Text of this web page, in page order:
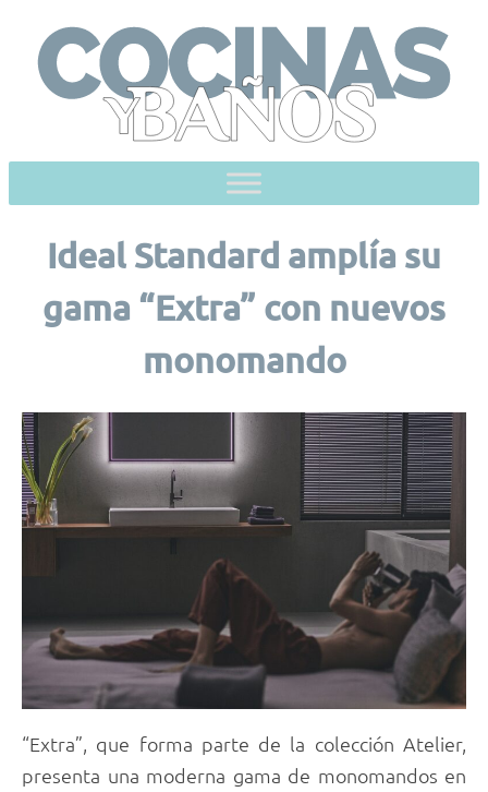
content
Ideal Standard amplía su
gama “Extra” con nuevos
monomando
“Extra”, que forma parte de la colección Atelier,
presenta una moderna gama de monomandos en